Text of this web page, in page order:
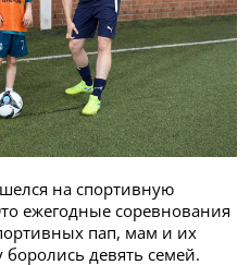
на спортивную
ежегодные соревнования
пап, мам и их
боролись девять семей.